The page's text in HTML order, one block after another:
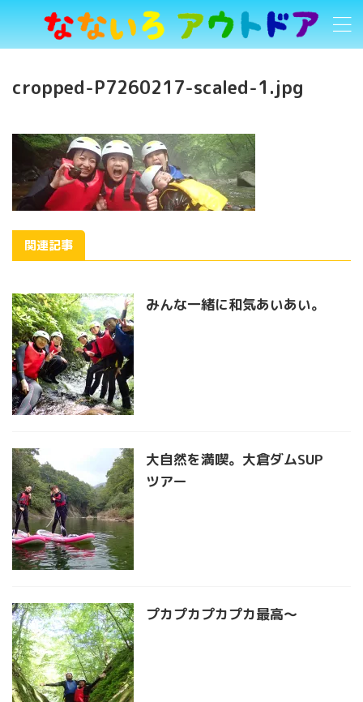
cropped-P7260217-scaled-1.jpg
関連記事
みんな一緒に和気あいあい。
大自然を満喫。大倉ダムSUP
ツアー
プカプカプカプカ最高〜